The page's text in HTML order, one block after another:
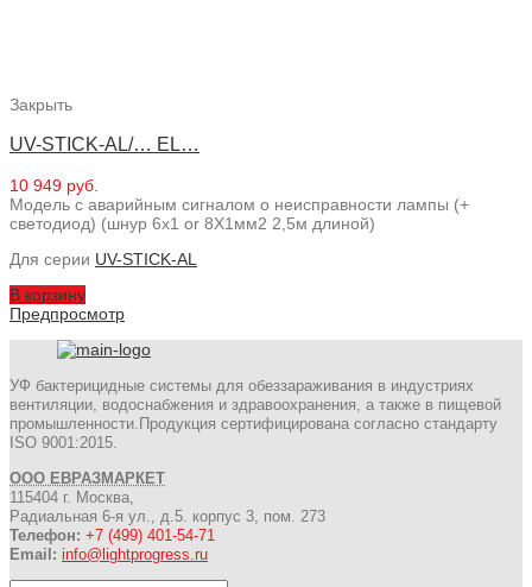
Закрыть
UV-STICK-AL/… EL…
10 949 руб.
Модель с аварийным сигналом о неисправности лампы (+
светодиод) (шнур 6x1 or 8X1мм2 2,5м длиной)
Для серии UV-STICK-AL
В корзину
Предпросмотр
УФ бактерицидные системы для обеззараживания в индустриях
вентиляции, водоснабжения и здравоохранения, а также в пищевой
промышленности.Продукция сертифицирована согласно стандарту
ISO 9001:2015.
ООО ЕВРАЗМАРКЕТ
115404 г. Москва,
Радиальная 6-я ул., д.5. корпус 3, пом. 273
Телефон: +7 (499) 401-54-71
Email: info@lightprogress.ru